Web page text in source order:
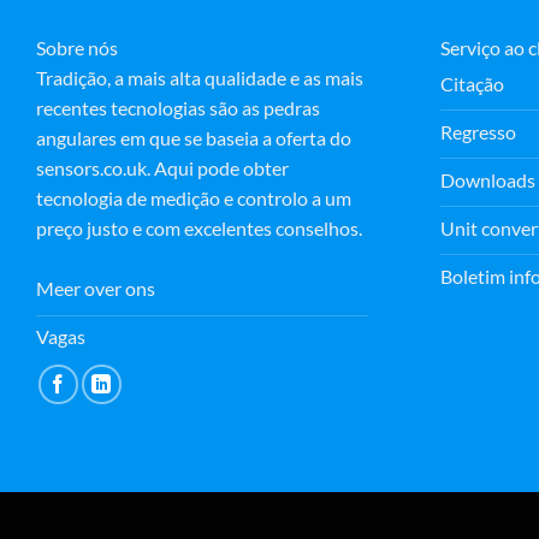
Sobre nós
Tradição, a mais alta qualidade e as mais
recentes tecnologias são as pedras
angulares em que se baseia a oferta do
sensors.co.uk. Aqui pode obter
tecnologia de medição e controlo a um
preço justo e com excelentes conselhos.
Meer over ons
Vagas
Serviço ao
Citação
Regresso
Downloads
Unit
Boletim